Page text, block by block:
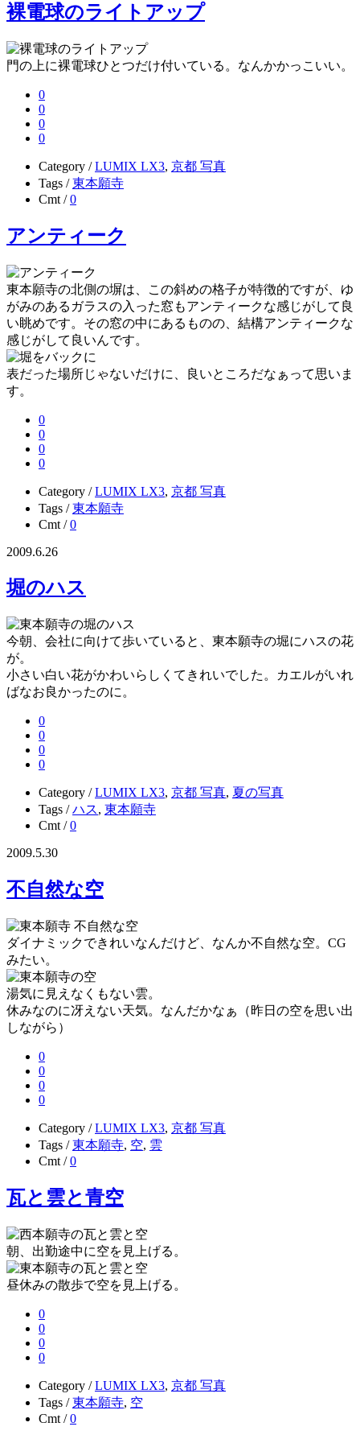
裸電球のライトアップ
門の上に裸電球ひとつだけ付いている。なんかかっこいい。
0
0
0
0
Category /LUMIX LX3, 京都 写真
Tags /東本願寺
Cmt /0
アンティーク
東本願寺の北側の塀は、この斜めの格子が特徴的ですが、ゆ
がみのあるガラスの入った窓もアンティークな感じがして良
い眺めです。その窓の中にあるものの、結構アンティークな
感じがして良いんです。
表だった場所じゃないだけに、良いところだなぁって思いま
す。
0
0
0
0
Category /LUMIX LX3, 京都 写真
Tags /東本願寺
Cmt /0
2009.6.26
堀のハス
今朝、会社に向けて歩いていると、東本願寺の堀にハスの花
が。
小さい白い花がかわいらしくてきれいでした。カエルがいれ
ばなお良かったのに。
0
0
0
0
Category /LUMIX LX3, 京都 写真, 夏の写真
Tags /ハス, 東本願寺
Cmt /0
2009.5.30
不自然な空
ダイナミックできれいなんだけど、なんか不自然な空。CG
みたい。
湯気に見えなくもない雲。
休みなのに冴えない天気。なんだかなぁ（昨日の空を思い出
しながら）
0
0
0
0
Category /LUMIX LX3, 京都 写真
Tags /東本願寺, 空, 雲
Cmt /0
瓦と雲と青空
朝、出勤途中に空を見上げる。
昼休みの散歩で空を見上げる。
0
0
0
0
Category /LUMIX LX3, 京都 写真
Tags /東本願寺, 空
Cmt /0